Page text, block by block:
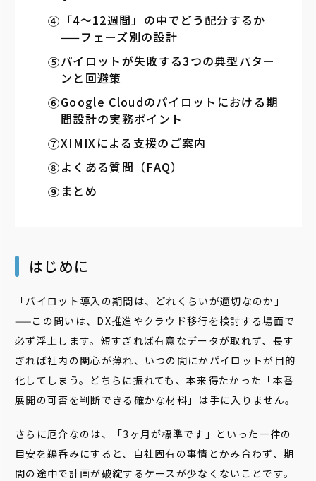
「4〜12週間」の中でどう配分するか
——フェーズ別の設計
パイロットが失敗する3つの典型パター
ンと回避策
Google Cloudのパイロットにおける期
間設計の実務ポイント
XIMIXによる支援のご案内
よくある質問（FAQ）
まとめ
はじめに
「パイロット導入の期間は、どれくらいが適切なのか」
——この問いは、DX推進やクラウド移行を検討する場面で
必ず浮上します。短すぎれば有意なデータが取れず、長す
ぎれば社内の関心が薄れ、いつの間にかパイロットが目的
化してしまう。どちらに振れても、本来得たかった「本番
展開の可否を判断できる確かな材料」は手に入りません。
さらに厄介なのは、「3ヶ月が標準です」といった一律の
目安を鵜呑みにすると、自社固有の事情とかみ合わず、期
間の途中で計画が破綻するケースが少なくないことです。